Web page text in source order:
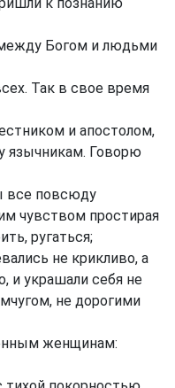
к познанию
Богом и людьми
Так в свое время
и апостолом,
язычникам. Говорю
все повсюду
чувством простирая
ругаться;
не крикливо, а
и украшали себя не
не дорогими
женщинам: